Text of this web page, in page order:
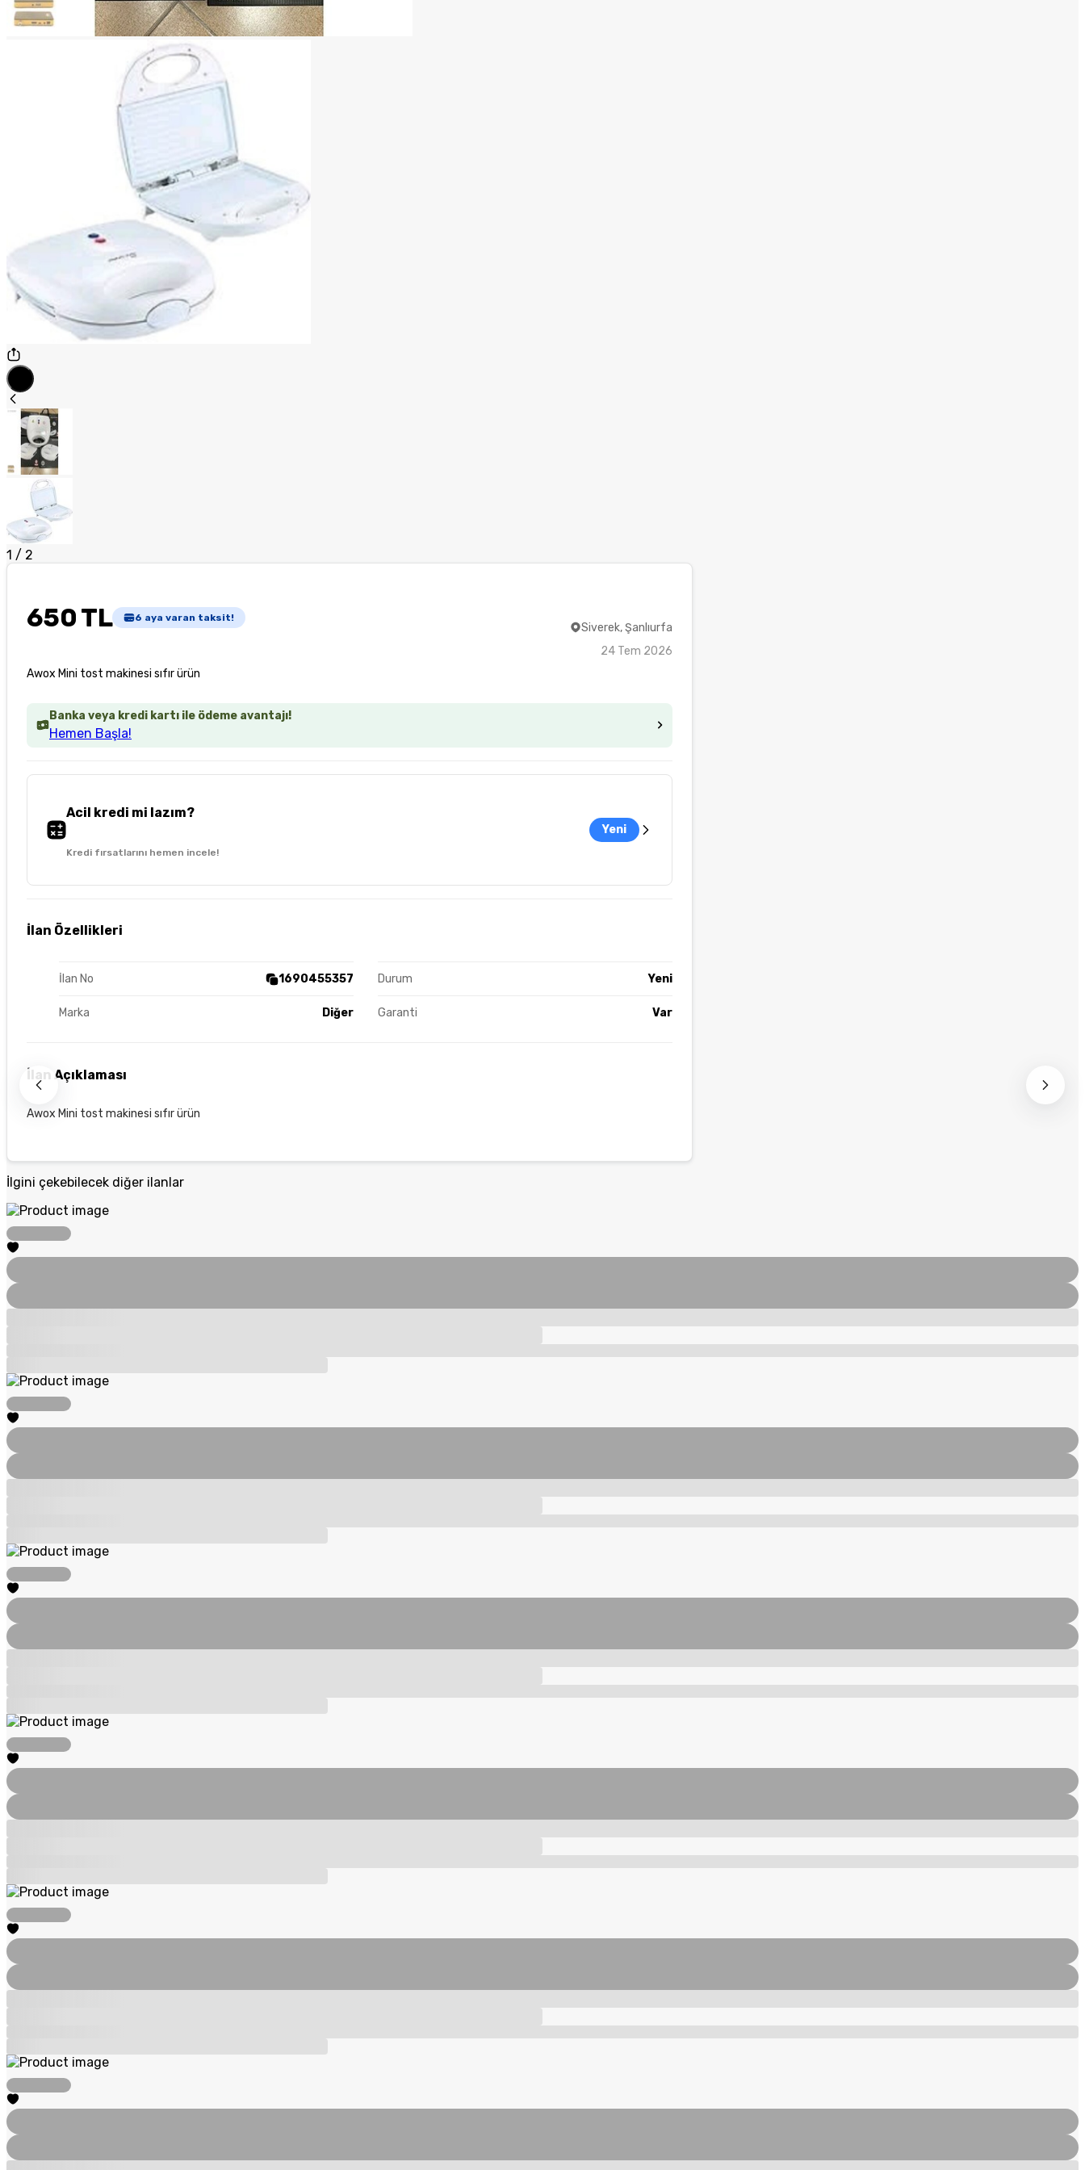
1 / 2
650 TL 6 aya varan taksit!
Awox Mini tost makinesi sıfır ürün
Siverek, Şanlıurfa
24 Tem 2026
Banka veya kredi kartı ile ödeme avantajı!
Hemen Başla!
Acil kredi mi lazım?
Kredi fırsatlarını hemen incele!
Yeni
İlan Özellikleri
İlan No 1690455357 Durum Yeni
Marka Diğer Garanti Var
İlan Açıklaması
Awox Mini tost makinesi sıfır ürün
İlgini çekebilecek diğer ilanlar